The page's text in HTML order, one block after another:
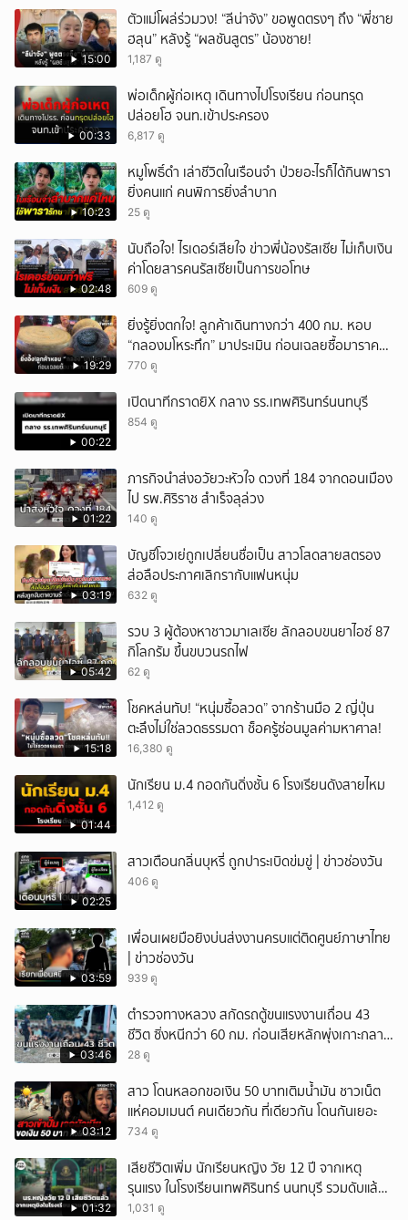
15:00
ตัวแม่โผล่ร่วมวง! “ลีน่าจัง” ขอพูดตรงๆ ถึง “พี่ชาย
ฮลุน” หลังรู้ “ผลชันสูตร” น้องชาย!
1,187 ดู
00:33
พ่อเด็กผู้ก่อเหตุ เดินทางไปโรงเรียน ก่อนทรุด
ปล่อยโฮ จนท.เข้าประครอง
6,817 ดู
10:23
หมูโพธิ์ดำ เล่าชีวิตในเรือนจำ ป่วยอะไรก็ได้กินพารา
ยิ่งคนแก่ คนพิการยิ่งลำบาก
25 ดู
02:48
นับถือใจ! ไรเดอร์เสียใจ ข่าวพี่น้องรัสเซีย ไม่เก็บเงิน
ค่าโดยสารคนรัสเซียเป็นการขอโทษ
609 ดู
19:29
ยิ่งรู้ยิ่งตกใจ! ลูกค้าเดินทางกว่า 400 กม. หอบ
“กลองมโหระทึก” มาประเมิน ก่อนเฉลยซื้อมาราคา
เท่าไหร่?
770 ดู
00:22
เปิดนาทีกราดยิX กลาง รร.เทพศิรินทร์นนทบุรี
854 ดู
01:22
ภารกิจนำส่งอวัยวะหัวใจ ดวงที่ 184 จากดอนเมือง
ไป รพ.ศิริราช สำเร็จลุล่วง
140 ดู
03:19
บัญชีโจวเย่ถูกเปลี่ยนชื่อเป็น สาวโสดสายสตรอง
ส่อลือประกาศเลิกรากับแฟนหนุ่ม
632 ดู
05:42
รวบ 3 ผู้ต้องหาชาวมาเลเซีย ลักลอบขนยาไอซ์ 87
กิโลกรัม ขึ้นขบวนรถไฟ
62 ดู
15:18
โชคหล่นทับ! “หนุ่มซื้อลวด” จากร้านมือ 2 ญี่ปุ่น
ตะลึงไม่ใช่ลวดธรรมดา ช็อครู้ซ่อนมูลค่ามหาศาล!
16,380 ดู
01:44
นักเรียน ม.4 กอดกันดิ่งชั้น 6 โรงเรียนดังสายไหม
1,412 ดู
02:25
สาวเตือนกลิ่นบุหรี่ ถูกปาระเบิดข่มขู่ | ข่าวช่องวัน
406 ดู
03:59
เพื่อนเผยมือยิงบ่นส่งงานครบแต่ติดศูนย์ภาษาไทย
| ข่าวช่องวัน
939 ดู
03:46
ตำรวจทางหลวง สกัดรถตู้ขนแรงงานเถื่อน 43
ชีวิต ซิ่งหนีกว่า 60 กม. ก่อนเสียหลักพุ่งเกาะกลาง
ถนน
28 ดู
03:12
สาว โดนหลอกขอเงิน 50 บาทเติมน้ำมัน ชาวเน็ต
แห่คอมเมนต์ คนเดียวกัน ที่เดียวกัน โดนกันเยอะ
734 ดู
01:32
เสียชีวิตเพิ่ม นักเรียนหญิง วัย 12 ปี จากเหตุ
รุนแรง ในโรงเรียนเทพศิรินทร์ นนทบุรี รวมดับแล้ว
9 ราย
1,031 ดู